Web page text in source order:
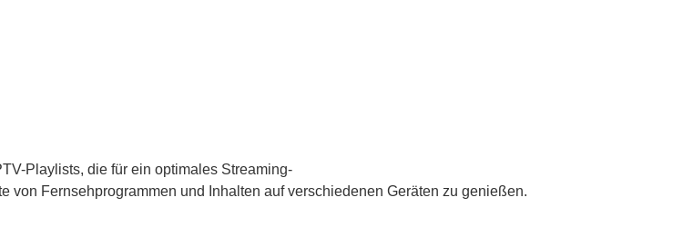
Playlists, die für ein optimales Streaming-
von Fernsehprogrammen und Inhalten auf verschiedenen Geräten zu genießen.